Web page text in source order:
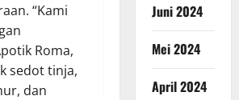
“Kami
Roma,
sedot tinja,
dan
Juni 2024
Mei 2024
April 2024